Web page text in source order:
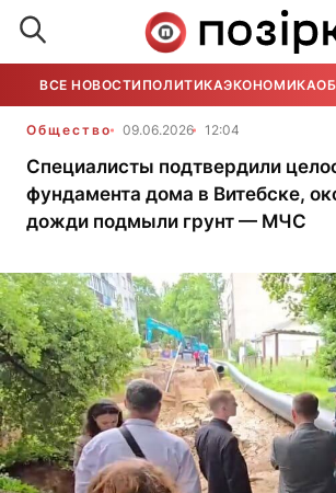
ВСЕ НОВОСТИ ПОЛИТИКАЭКОНОМИКА
Общество 09.06.2026 12:04
Специалисты подтвердили
фундамента дома в Витебске,
дожди подмыли грунт — МЧС